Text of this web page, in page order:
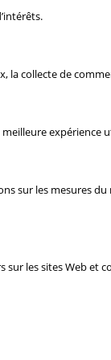
collecte de
expérience
sur les mesures
sur les sites Web